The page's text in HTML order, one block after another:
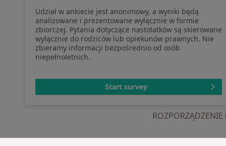
Partnerzy
Centrum prasowe
Kontakt
otwiera się w
otwiera
Udział w ankiecie jest anonimowy, a wyniki będą
analizowane i prezentowane wyłącznie w formie
zbiorczej. Pytania dotyczące nastolatków są skierowane
wyłącznie do rodziców lub opiekunów prawnych. Nie
zbieramy informacji bezpośrednio od osób
niepełnoletnich.
Start survey